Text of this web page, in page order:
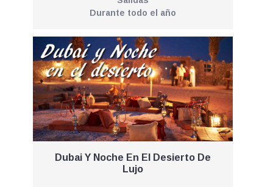
Durante todo el año
Dubai Y Noche En El Desierto De
Lujo